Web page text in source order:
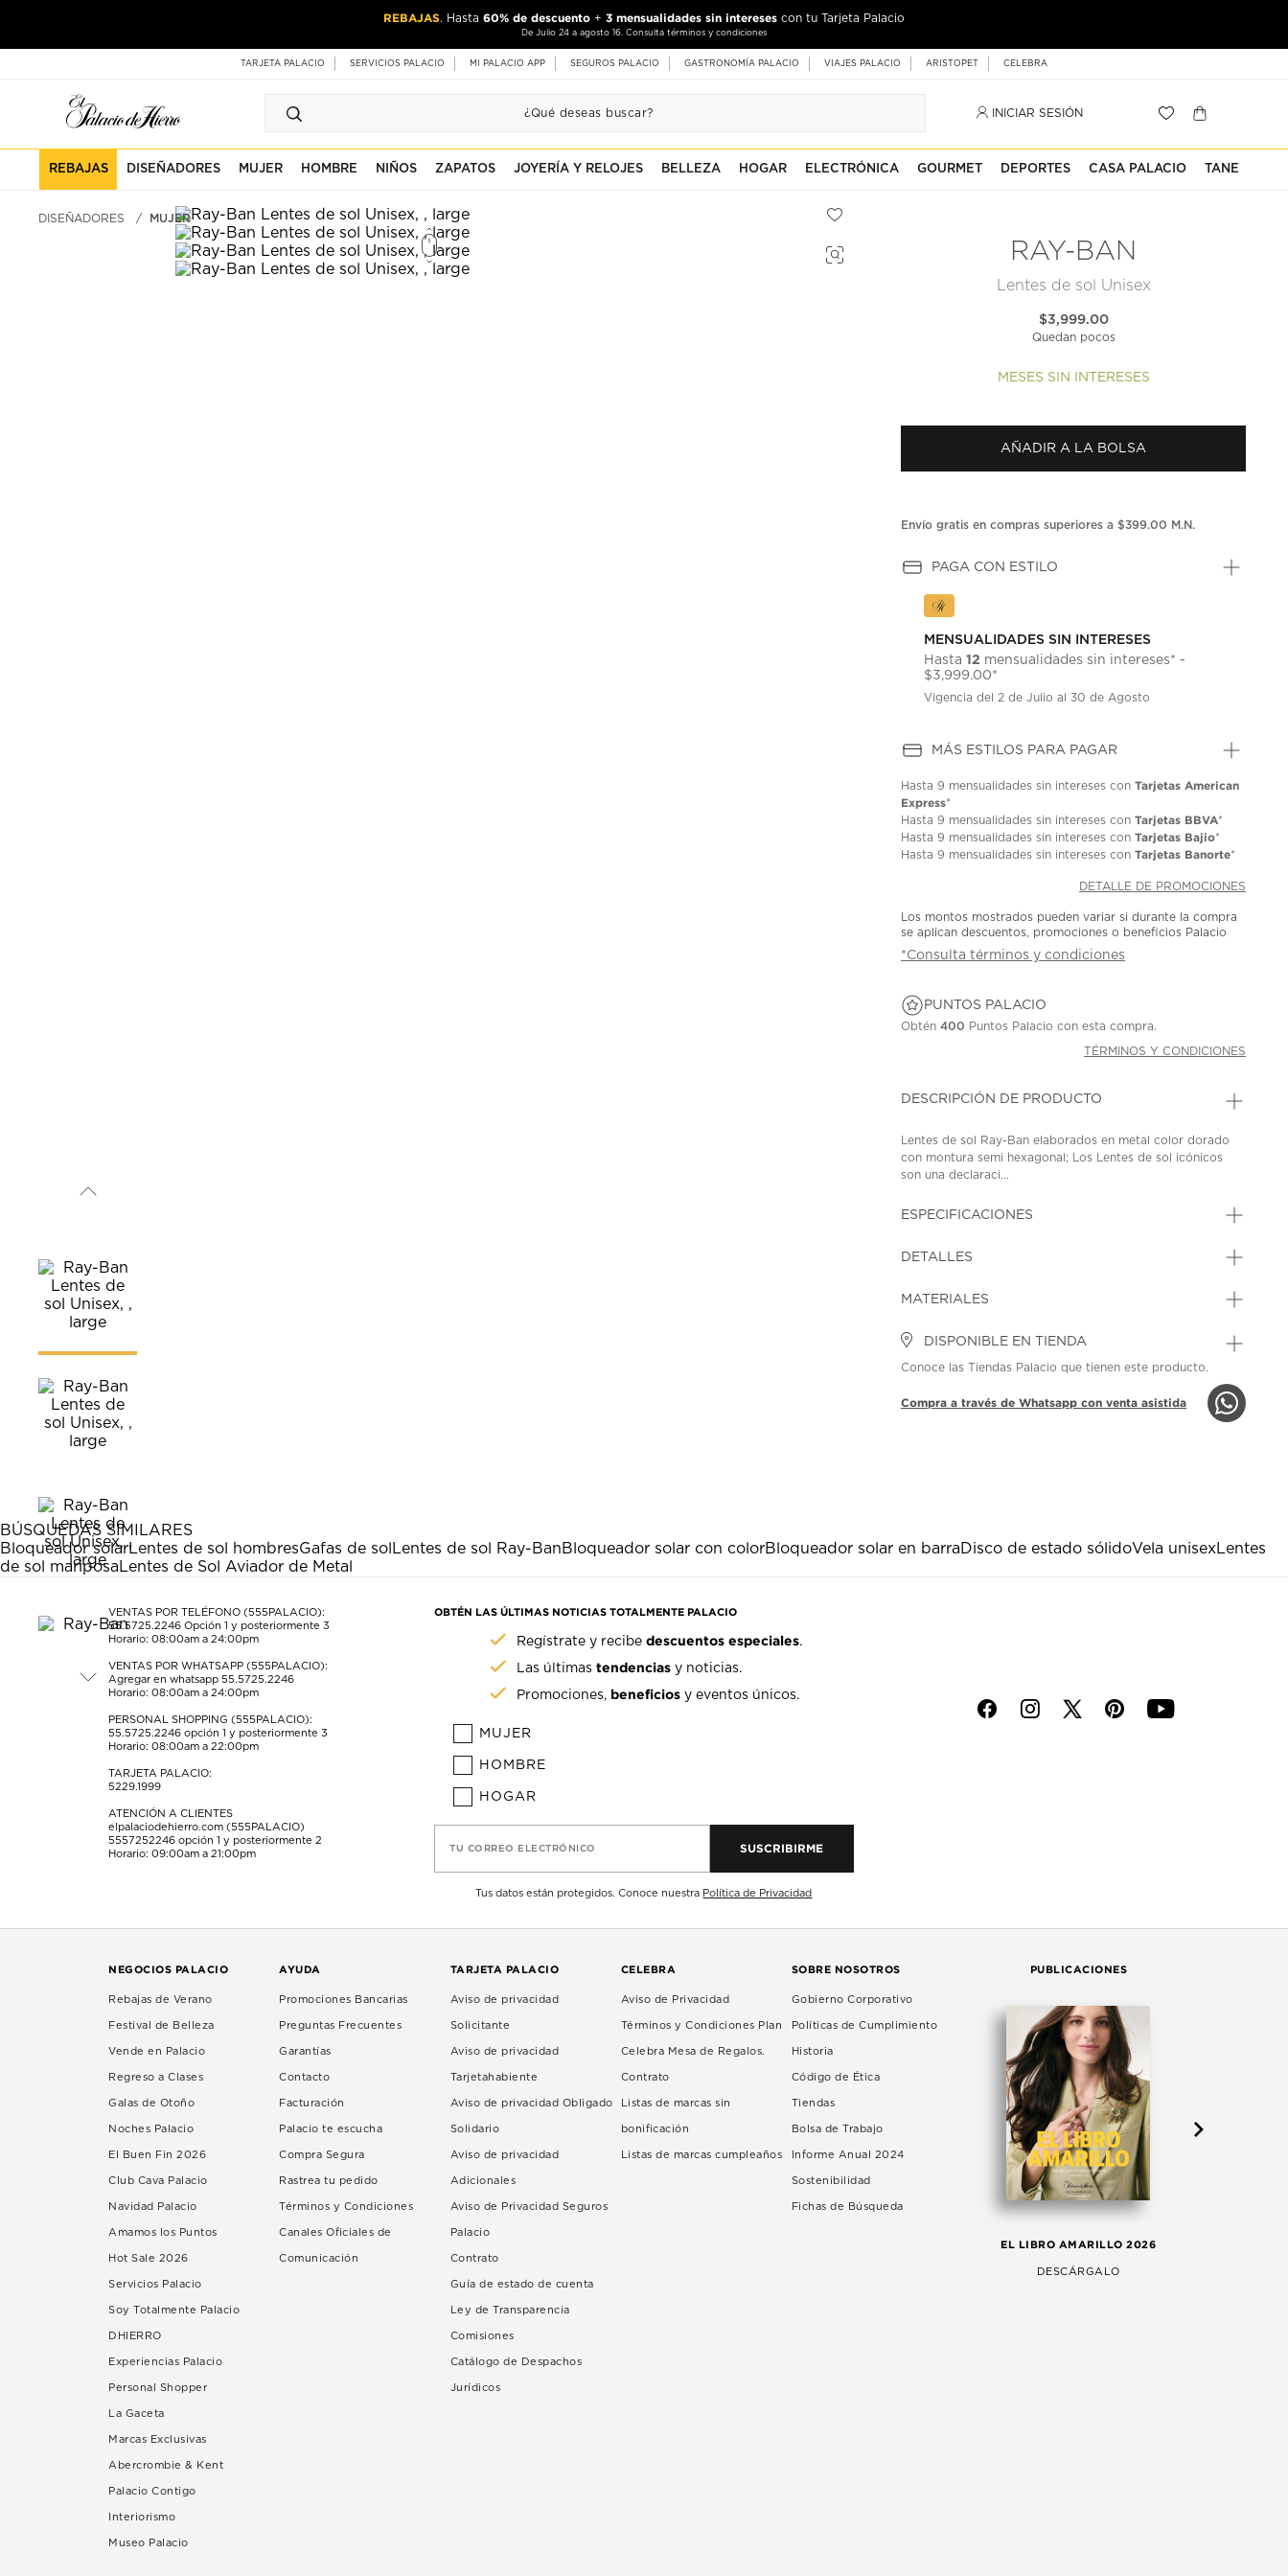
REBAJAS. Hasta 60% de descuento + 3 mensualidades sin intereses con tu Tarjeta Palacio
De Julio 24 a agosto 16. Consulta términos y condiciones
TARJETA PALACIO SERVICIOS PALACIO MI PALACIO APP SEGUROS PALACIO GASTRONOMÍA PALACIO VIAJES PALACIO ARISTOPET CELEBRA
INICIAR SESIÓN
REBAJAS DISEÑADORES MUJER HOMBRE NIÑOS ZAPATOS JOYERÍA Y RELOJES BELLEZA HOGAR ELECTRÓNICA GOURMET DEPORTES CASA PALACIO TANE
DISEÑADORES MUJER
RAY-BAN
Lentes de sol Unisex
$3,999.00
Quedan pocos
MESES SIN INTERESES
AÑADIR A LA BOLSA
Envío gratis en compras superiores a $399.00 M.N.
PAGA CON ESTILO
MENSUALIDADES SIN INTERESES
Hasta12 mensualidades sin intereses* -
$3,999.00*
Vigencia del 2 de Julio al 30 de Agosto
MÁS ESTILOS PARA PAGAR
Hasta9 mensualidades sin intereses conTarjetas American
Express*
Hasta9 mensualidades sin intereses conTarjetas BBVA*
Hasta9 mensualidades sin intereses conTarjetas Bajio*
Hasta9 mensualidades sin intereses conTarjetas Banorte*
DETALLE DE PROMOCIONES
Los montos mostrados pueden variar si durante la compra
se aplican descuentos, promociones o beneficios Palacio
*Consulta términos y condiciones
PUNTOS PALACIO
Obtén400 Puntos Palacio con esta compra.
TÉRMINOS Y CONDICIONES
DESCRIPCIÓN DE PRODUCTO
Lentes de sol Ray-Ban elaborados en metal color dorado
con montura semi hexagonal; Los Lentes de sol icónicos
son una declaraci...
ESPECIFICACIONES
DETALLES
MATERIALES
DISPONIBLE EN TIENDA
Conoce las Tiendas Palacio que tienen este producto.
Compra a través de Whatsapp con venta asistida
BÚSQUEDAS SIMILARES
Bloqueador solarLentes de sol hombresGafas de sol Lentes de sol Ray-BanBloqueador solar con colorBloqueador solar en barra Disco de estado sólidoVela unisexLentes
de sol mariposa Lentes de Sol Aviador de Metal
VENTAS POR TELÉFONO (555PALACIO):
55.5725.2246 Opción 1 y posteriormente 3
Horario: 08:00am a 24:00pm
VENTAS POR WHATSAPP (555PALACIO):
Agregar en whatsapp 55.5725.2246
Horario: 08:00am a 24:00pm
PERSONAL SHOPPING (555PALACIO):
55.5725.2246 opción 1 y posteriormente 3
Horario: 08:00am a 22:00pm
TARJETA PALACIO:
5229.1999
ATENCIÓN A CLIENTES
elpalaciodehierro.com (555PALACIO)
5557252246 opción 1 y posteriormente 2
Horario: 09:00am a 21:00pm
OBTÉN LAS ÚLTIMAS NOTICIAS TOTALMENTE PALACIO
Regístrate y recibedescuentos especiales.
Las últimastendencias y noticias.
Promociones, beneficios y eventos únicos.
MUJER
HOMBRE
HOGAR
TU CORREO ELECTRÓNICO SUSCRIBIRME
Tus datos están protegidos. Conoce nuestra Política de Privacidad
f i p y
NEGOCIOS PALACIO
Rebajas de Verano
Festival de Belleza
Vende en Palacio
Regreso a Clases
Galas de Otoño
Noches Palacio
El Buen Fin 2026
Club Cava Palacio
Navidad Palacio
Amamos los Puntos
Hot Sale 2026
Servicios Palacio
Soy Totalmente Palacio
DHIERRO
Experiencias Palacio
Personal Shopper
La Gaceta
Marcas Exclusivas
Abercrombie & Kent
Palacio Contigo
Interiorismo
Museo Palacio
AYUDA
Promociones Bancarias
Preguntas Frecuentes
Garantías
Contacto
Facturación
Palacio te escucha
Compra Segura
Rastrea tu pedido
Términos y Condiciones
Canales Oficiales de
Comunicación
TARJETA PALACIO
Aviso de privacidad
Solicitante
Aviso de privacidad
Tarjetahabiente
Aviso de privacidad Obligado
Solidario
Aviso de privacidad
Adicionales
Aviso de Privacidad Seguros
Palacio
Contrato
Guía de estado de cuenta
Ley de Transparencia
Comisiones
Catálogo de Despachos
Jurídicos
CELEBRA
Aviso de Privacidad
Términos y Condiciones Plan
Celebra Mesa de Regalos.
Contrato
Listas de marcas sin
bonificación
Listas de marcas cumpleaños
SOBRE NOSOTROS
Gobierno Corporativo
Políticas de Cumplimiento
Historia
Código de Ética
Tiendas
Bolsa de Trabajo
Informe Anual 2024
Sostenibilidad
Fichas de Búsqueda
PUBLICACIONES
EL LIBRO AMARILLO 2026
DESCÁRGALO